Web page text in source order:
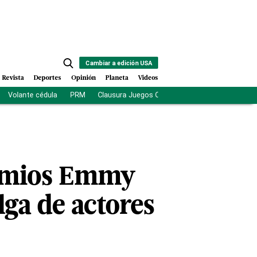
Cambiar a edición USA
Revista Deportes Opinión Planeta Videos
Volante cédula PRM Clausura Juegos Centroamericanos
Emmy
de actores